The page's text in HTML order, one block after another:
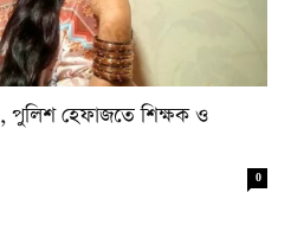
পুলিশ হেফাজতে শিক্ষক ও
0